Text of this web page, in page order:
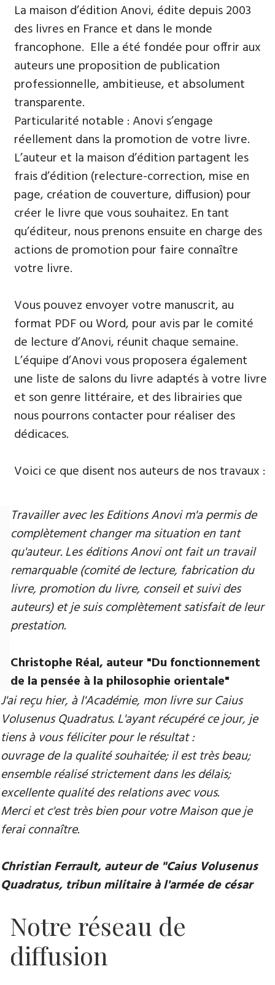
La maison d’édition Anovi, édite depuis 2003
des livres en France et dans le monde
francophone. Elle a été fondée pour offrir aux
auteurs une proposition de publication
professionnelle, ambitieuse, et absolument
transparente.
Particularité notable : Anovi s’engage
réellement dans la promotion de votre livre.
L’auteur et la maison d’édition partagent les
frais d’édition (relecture-correction, mise en
page, création de couverture, diffusion) pour
créer le livre que vous souhaitez. En tant
qu’éditeur, nous prenons ensuite en charge des
actions de promotion pour faire connaître
votre livre.
Vous pouvez envoyer votre manuscrit, au
format PDF ou Word, pour avis par le comité
de lecture d’Anovi, réunit chaque semaine.
L’équipe d’Anovi vous proposera également
une liste de salons du livre adaptés à votre livre
et son genre littéraire, et des librairies que
nous pourrons contacter pour réaliser des
dédicaces.
Voici ce que disent nos auteurs de nos travaux :
Travailler avec les Editions Anovi m'a permis de
complètement changer ma situation en tant
qu'auteur. Les éditions Anovi ont fait un travail
remarquable (comité de lecture, fabrication du
livre, promotion du livre, conseil et suivi des
auteurs) et je suis complètement satisfait de leur
prestation.
Christophe Réal, auteur ​"Du fonctionnement
de la pensée à la philosophie orientale"
J'ai reçu hier, à l'Académie, mon livre sur Caius
Volusenus Quadratus. L'ayant récupéré ce jour, je
tiens à vous féliciter pour le résultat :
ouvrage de la qualité souhaitée; il est très beau;
ensemble réalisé strictement dans les délais;
excellente qualité des relations avec vous.
Merci et c'est très bien pour votre Maison que je
ferai connaître.
Christian Ferrault, auteur de "Caius Volusenus
Quadratus, tribun militaire à l'armée de césar
Notre réseau de
diffusion